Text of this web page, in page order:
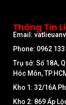
Thông Tin
Email:
Phone: 0962
Trụ sở: Số 18A,
Hóc Môn,
Kho 1: 32/16A
Kho 2: 869 Ấp